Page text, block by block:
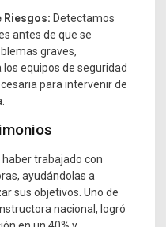
Riesgos: Detectamos
antes de que se
graves,
equipos de seguridad
para intervenir de
haber trabajado con
ayudándolas a
sus objetivos. Uno de
nacional, logró